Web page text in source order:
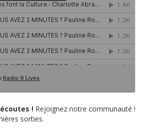
! Rejoignez notre communauté !
sorties.